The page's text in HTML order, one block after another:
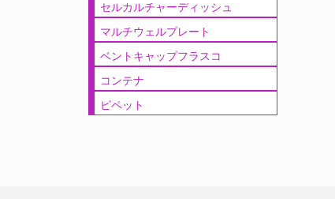
セルカルチャーディッシュ
マルチウェルプレート
ベントキャップフラスコ
コンテナ
ピペット